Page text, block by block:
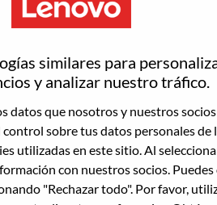
similares para
y analizar nuestro tráfico.
datos que nosotros y nuestros
sobre tus datos personales de
utilizadas en este sitio. Al
con nuestros socios.
"Rechazar todo". Por favor,
then click
para restablecer tu